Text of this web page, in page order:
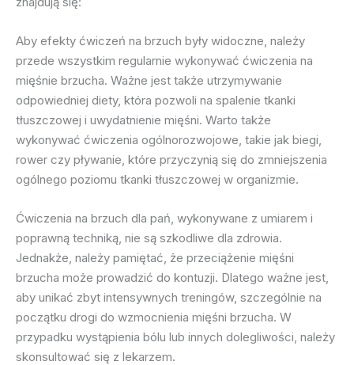
Aby efekty ćwiczeń na brzuch były widoczne, należy
przede wszystkim regularnie wykonywać ćwiczenia na
mięśnie brzucha. Ważne jest także utrzymywanie
odpowiedniej diety, która pozwoli na spalenie tkanki
tłuszczowej i uwydatnienie mięśni. Warto także
wykonywać ćwiczenia ogólnorozwojowe, takie jak biegi,
rower czy pływanie, które przyczynią się do zmniejszenia
ogólnego poziomu tkanki tłuszczowej w organizmie.
Ćwiczenia na brzuch dla pań, wykonywane z umiarem i
poprawną techniką, nie są szkodliwe dla zdrowia.
Jednakże, należy pamiętać, że przeciążenie mięśni
brzucha może prowadzić do kontuzji. Dlatego ważne jest,
aby unikać zbyt intensywnych treningów, szczególnie na
początku drogi do wzmocnienia mięśni brzucha. W
przypadku wystąpienia bólu lub innych dolegliwości, należy
skonsultować się z lekarzem.